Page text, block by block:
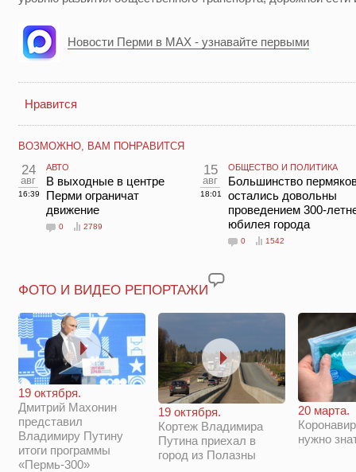
Новости Перми в MAX - узнавайте первыми
Нравится
ВОЗМОЖНО, ВАМ ПОНРАВИТСЯ
24
авг
16:39
АВТО
В выходные в центре
Перми ограничат
движение
0 2789
15
авг
18:01
ОБЩЕСТВО И ПОЛИТИКА
Большинство
остались довольны
проведением 300-
юбилея города
0 1542
ФОТО И ВИДЕО РЕПОРТАЖИ
19 октября.
Дмитрий Махонин
представил
Владимиру Путину
итоги программы
«Пермь-300»
19 октября.
Кортеж Владимира
Путина приехал в
город из Полазны
20 марта.
нужно